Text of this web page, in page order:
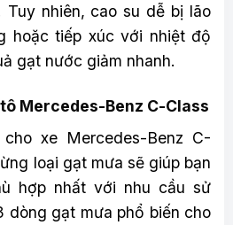
Tuy nhiên, cao su dễ bị lão
hoặc tiếp xúc với nhiệt độ
gạt nước giảm nhanh.
Mercedes-Benz C-Class
xe Mercedes-Benz C-
loại gạt mưa sẽ giúp bạn
hợp nhất với nhu cầu sử
dòng gạt mưa phổ biến cho